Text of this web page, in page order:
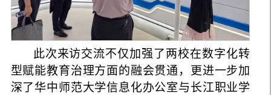
此次来访交流不仅加强了两校在数字化转
型赋能教育治理方面的融会贯通，更进一步加
深了华中师范大学信息化办公室与长江职业学